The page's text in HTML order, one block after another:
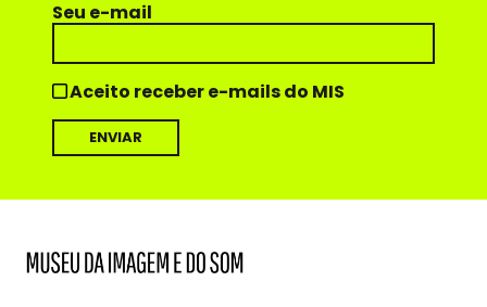
Seu e-mail
Aceito receber e-mails do MIS